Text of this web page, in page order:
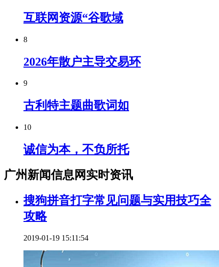
互联网资源“谷歌域
8
2026年散户主导交易环
9
古利特主题曲歌词如
10
诚信为本，不负所托
广州新闻信息网实时资讯
搜狗拼音打字常见问题与实用技巧全
攻略
2019-01-19 15:11:54